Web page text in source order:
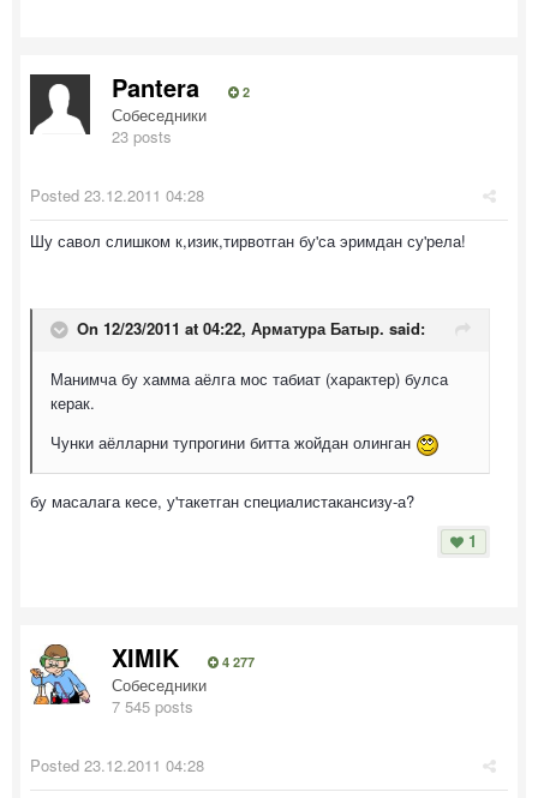
Pantera 2
Собеседники
23 posts
Posted 23.12.2011 04:28
Шу савол слишком к,изик,тирвотган бу'са эримдан су'рела!
On 12/23/2011 at 04:22, Арматура Батыр. said:
Манимча бу хамма аёлга мос табиат (характер) булса
керак.
Чунки аёлларни тупрогини битта жойдан олинган
бу масалага кесе, у'такетган специалистакансизу-а?
1
XIMIK 4 277
Собеседники
7 545 posts
Posted 23.12.2011 04:28